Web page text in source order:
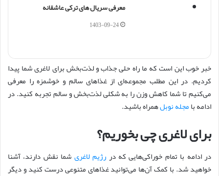
معرفی سریال های ترکی عاشقانه
1403-09-24
خبر خوب این است که ما راه حلی جذاب و لذت‌بخش برای لاغری شما پیدا
کردیم. در این مطلب مجموعه‌ای از غذاهای سالم و خوشمزه را معرفی
می‌کنیم تا شما کاهش وزن را به شکلی لذت‌بخش و سالم تجربه کنید. در
ادامه بامجله نوبلهمراه باشید.
برای لاغری چی بخوریم؟
در ادامه با تمام خوراکی‌هایی که در رژیم لاغری شما نقش دارند، آشنا
خواهید شد. با کمک آن‌ها می‌توانید غذاهای متنوعی درست کنید و دیگر